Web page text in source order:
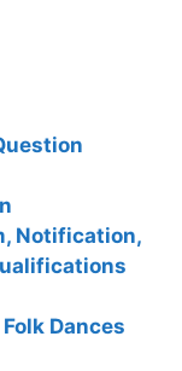
Notification,
Dances